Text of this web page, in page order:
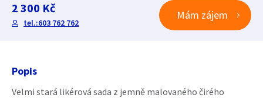
2 300 Kč
tel.:603 762 762
Mám zájem
Popis
Velmi stará likérová sada z jemně malovaného čirého